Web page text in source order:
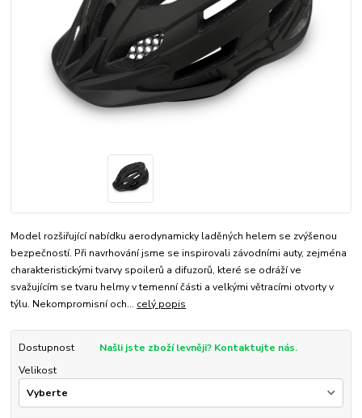
Model rozšiřující nabídku aerodynamicky laděných helem se zvýšenou
bezpečností. Při navrhování jsme se inspirovali závodními auty, zejména
charakteristickými tvarvy spoilerů a difuzorů, které se odráží ve
svažujícím se tvaru helmy v temenní části a velkými větracími otvorty v
týlu. Nekompromisní och... celý popis
Dostupnost
Našli jste zboží levněji? Kontaktujte nás.
Velikost